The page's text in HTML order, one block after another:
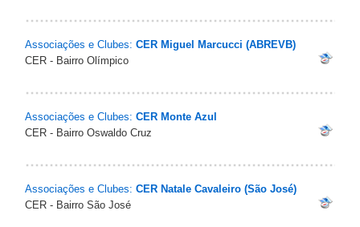
Associações e Clubes: CER Miguel Marcucci (ABREVB)
CER - Bairro Olímpico
Associações e Clubes: CER Monte Azul
CER - Bairro Oswaldo Cruz
Associações e Clubes: CER Natale Cavaleiro (São José)
CER - Bairro São José